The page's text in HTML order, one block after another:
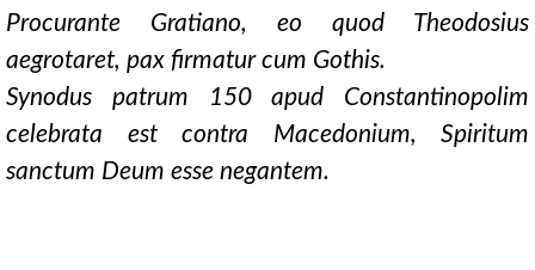
Procurante Gratiano, eo quod Theodosius
aegrotaret, pax firmatur cum Gothis.
Synodus patrum 150 apud Constantinopolim
celebrata est contra Macedonium, Spiritum
sanctum Deum esse negantem.